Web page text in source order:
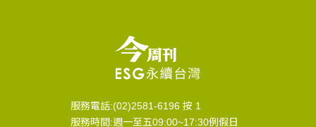
服務電話:(02)2581-6196 按 1
服務時間:週一至五09:00~17:30例假日